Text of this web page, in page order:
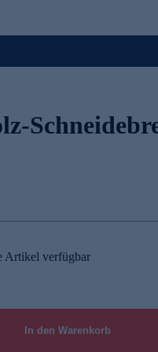
Artikel verfügbar
In den Warenkorb